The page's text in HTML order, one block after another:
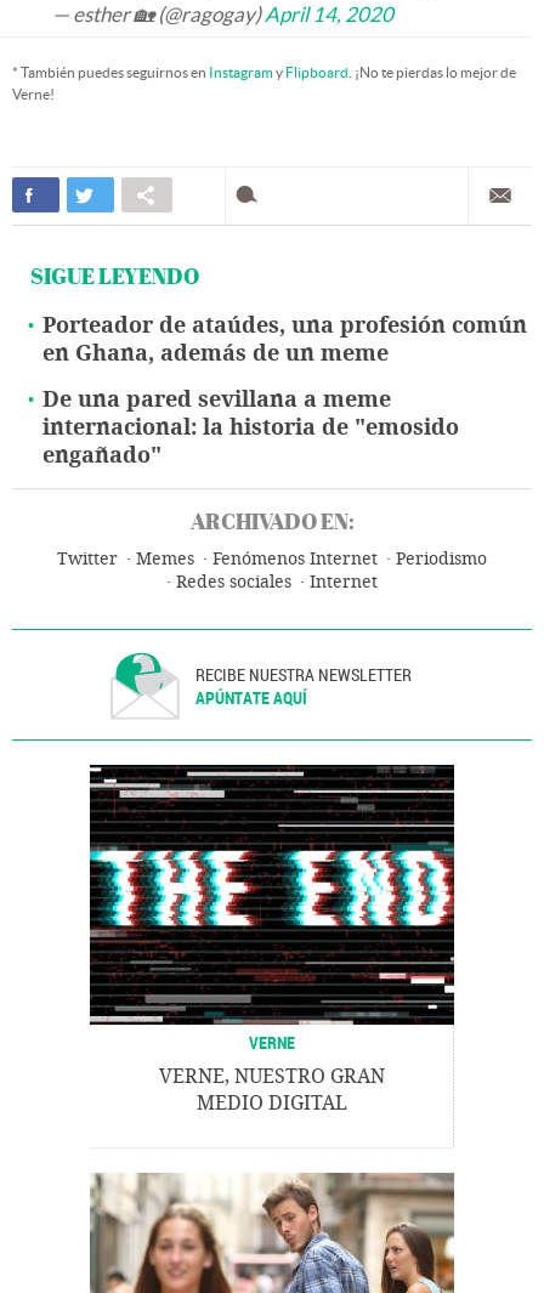
— esther 🏡 (@ragogay)April 14, 2020
* También puedes seguirnos en Instagramy Flipboard . ¡No te pierdas lo mejor de
Verne!
SIGUE LEYENDO
Porteador de ataúdes, una profesión común
en Ghana, además de un meme
De una pared sevillana a meme
internacional: la historia de "emosido
engañado"
ARCHIVADO EN:
Twitter Memes Fenómenos Internet
Periodismo
Redes sociales
Internet
RECIBE NUESTRA NEWSLETTER
APÚNTATE AQUÍ
VERNE
VERNE, NUESTRO GRAN
MEDIO DIGITAL